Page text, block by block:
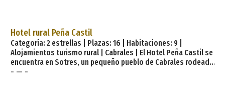
situación privilegiada es un mirador sobre la villa y vega del
Sella, siempre respetando la arquitectura
Hotel rural Peña Castil
Categoría: 2 estrellas | Plazas: 16 | Habitaciones: 9 |
Alojamientos turismo rural | Cabrales | El Hotel Peña Castil se
encuentra en Sotres, un pequeño pueblo de Cabrales rodeado
por la majestuosidad de los Picos de Europa. Inaugurado en
- — -